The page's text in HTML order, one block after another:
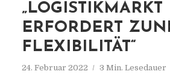
„LOGISTIKMARKT
ERFORDERT
FLEXIBILITÄT“
24. Februar 2022 3 Min. Lesedauer